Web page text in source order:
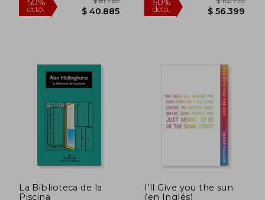
dcto.
50%
dcto.
La Biblioteca de la
Piscina
I'll Give you the sun
(en Inglés)